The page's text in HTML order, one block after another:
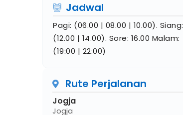
Jadwal
Pagi: (06.00 | 08.00 | 10.00). Siang:
(12.00 | 14.00). Sore: 16.00 Malam:
(19:00 | 22:00)
Rute Perjalanan
Jogja
Jogja